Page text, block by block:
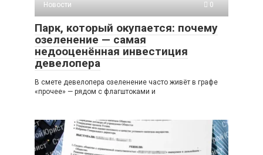
Новости
0
Парк, который окупается: почему
озеленение — самая
недооценённая инвестиция
девелопера
В смете девелопера озеленение часто живёт в графе
«прочее» — рядом с флагштоками и